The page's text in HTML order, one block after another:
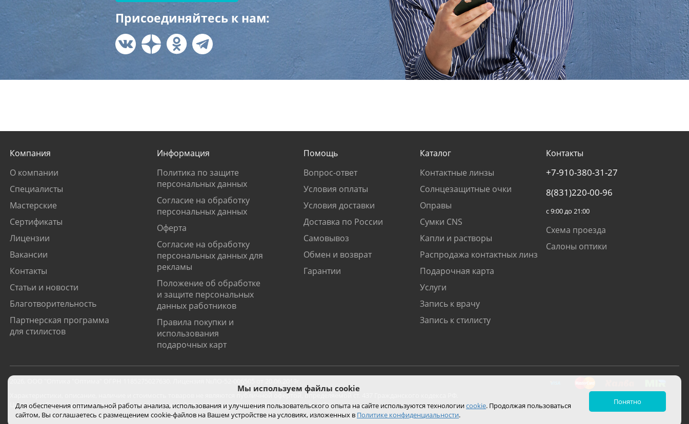
Присоединяйтесь к нам:
Компания
О компании
Специалисты
Мастерские
Сертификаты
Лицензии
Вакансии
Контакты
Статьи и новости
Благотворительность
Партнерская программа
для стилистов
Информация
Политика по защите
персональных данных
Согласие на обработку
персональных данных
Оферта
Согласие на обработку
персональных данных для
рекламы
Положение об обработке
и защите персональных
данных работников
Правила покупки и
использования
подарочных карт
Помощь
Вопрос-ответ
Условия оплаты
Условия доставки
Доставка по России
Самовывоз
Обмен и возврат
Гарантии
Каталог
Контактные линзы
Солнцезащитные очки
Оправы
Сумки CNS
Капли и растворы
Распродажа контактных линз
Подарочная карта
Услуги
Запись к врачу
Запись к стилисту
Контакты
+7-910-380-31-27
8(831)220-00-96
с 9:00 до 21:00
Схема проезда
Салоны оптики
Характеристики, описание, наличие и стоимость товаров не являются публичной офертой, определяемой ст. 437 Гражданского кодекса РФ.
Цены на сайте могут отличаться от цен в салонах и действуют только при покупке с помощью сайта.
Мы используем файлы cookie
Для обеспечения оптимальной работы анализа, использования и улучшения пользовательского опыта на сайте используются технологииcookie. Продолжая пользоваться
сайтом, Вы соглашаетесь с размещением cookie-файлов на Вашем устройстве на условиях, изложенных в Политике конфиденциальности.
Понятно